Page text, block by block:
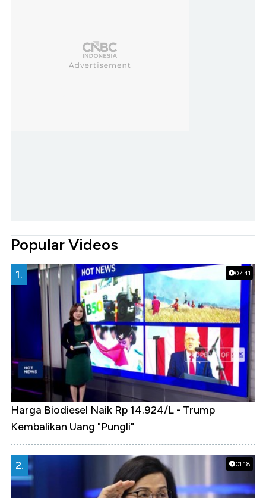
Popular Videos
07:41
1.
Harga Biodiesel Naik Rp 14.924/L - Trump
Kembalikan Uang "Pungli"
01:18
2.